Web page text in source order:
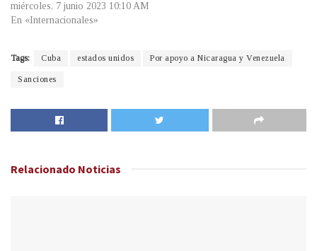
miércoles, 7 junio 2023 10:10 AM
En «Internacionales»
Tags: Cuba estados unidos Por apoyo a Nicaragua y Venezuela
Sanciones
Relacionado Noticias